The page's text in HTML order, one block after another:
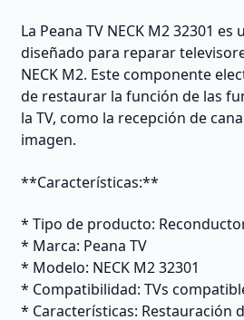
La Peana TV NECK M2 32301
diseñado para reparar
NECK M2. Este componente
de restaurar la función de las
la TV, como la recepción de
imagen.
**Características:**
* Tipo de producto:
* Marca: Peana TV
* Modelo: NECK M2 32301
* Compatibilidad: TVs
* Características: Restauración